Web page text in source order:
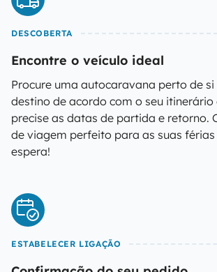
DESCOBERTA
Encontre o veículo ideal
Procure uma autocaravana perto de si
destino de acordo com o seu itinerário
precise as datas de partida e retorno.
de viagem perfeito para as suas férias
espera!
ESTABELECER LIGAÇÃO